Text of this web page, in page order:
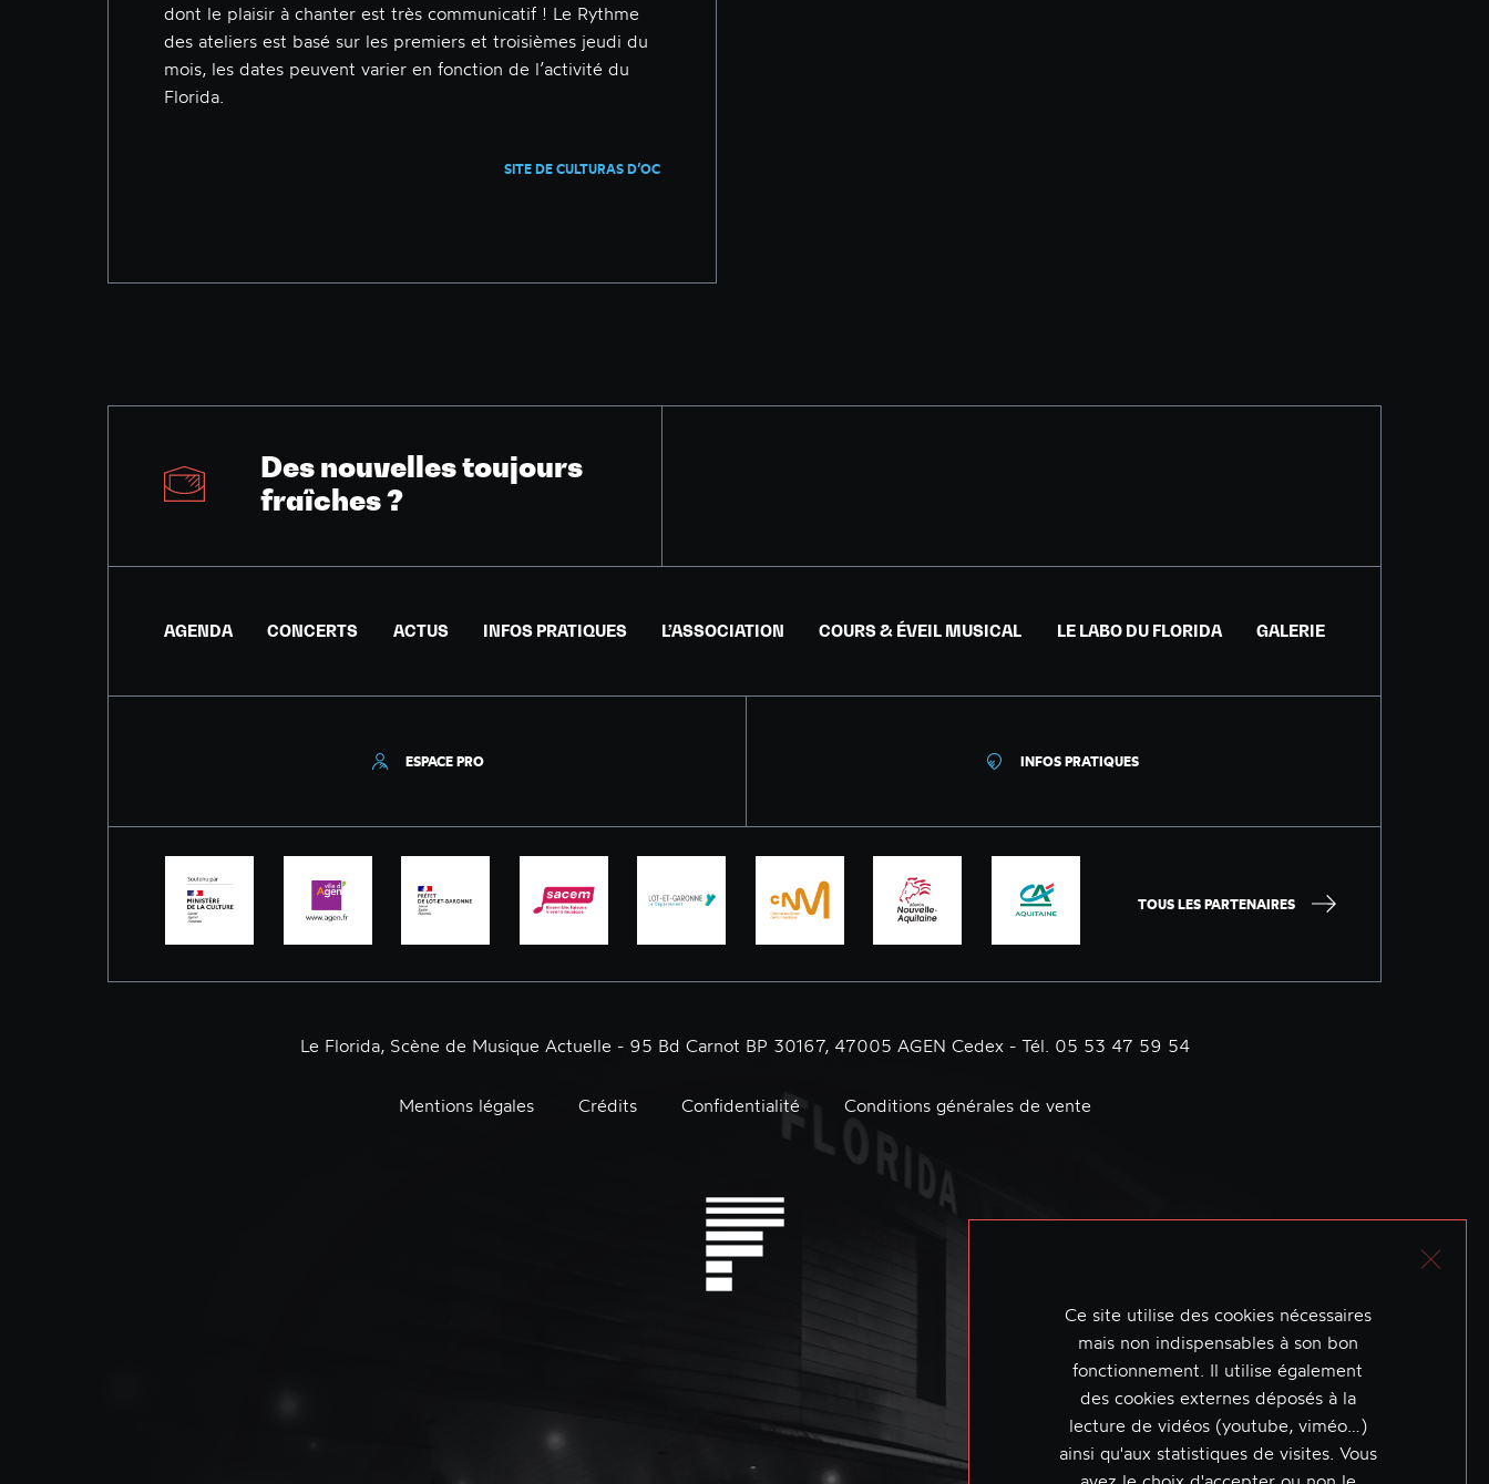
dont le plaisir à chanter est très communicatif ! Le Rythme
des ateliers est basé sur les premiers et troisièmes jeudi du
mois, les dates peuvent varier en fonction de l’activité du
Florida.
SITE DE CULTURAS D’OC
Des nouvelles toujours
fraîches ?
AGENDA CONCERTS ACTUS INFOS PRATIQUES L’ASSOCIATION COURS & ÉVEIL MUSICAL LE LABO DU FLORIDA GALERIE
ESPACE PRO INFOS PRATIQUES
TOUS LES PARTENAIRES
Le Florida, Scène de Musique Actuelle - 95 Bd Carnot BP 30167, 47005 AGEN Cedex - Tél. 05 53 47 59 54
Mentions légales Crédits Confidentialité Conditions générales de vente
Ce site utilise des cookies nécessaires
mais non indispensables à son bon
fonctionnement. Il utilise également
des cookies externes déposés à la
lecture de vidéos (youtube, viméo…)
ainsi qu'aux statistiques de visites. Vous